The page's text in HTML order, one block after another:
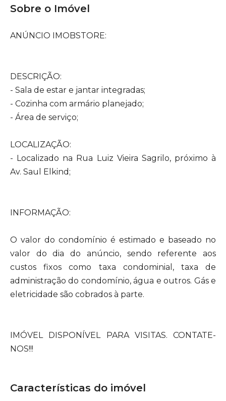
Sobre o Imóvel
ANÚNCIO IMOBSTORE:
DESCRIÇÃO:
- Sala de estar e jantar integradas;
- Cozinha com armário planejado;
- Área de serviço;
LOCALIZAÇÃO:
- Localizado na Rua Luiz Vieira Sagrilo, próximo à
Av. Saul Elkind;
INFORMAÇÃO:
O valor do condomínio é estimado e baseado no
valor do dia do anúncio, sendo referente aos
custos fixos como taxa condominial, taxa de
administração do condomínio, água e outros. Gás e
eletricidade são cobrados à parte.
IMÓVEL DISPONÍVEL PARA VISITAS. CONTATE-
NOS!!!
Características do imóvel